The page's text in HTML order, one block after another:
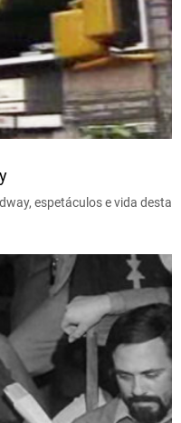
espetáculos e vida desta